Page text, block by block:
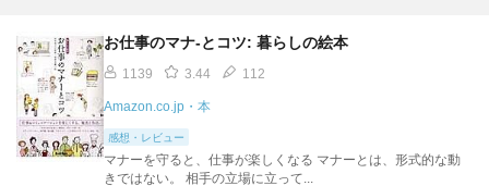
お仕事のマナ-とコツ: 暮らしの絵本
1139 3.44 112
Amazon.co.jp・本
感想・レビュー
マナーを守ると、仕事が楽しくなる マナーとは、形式的な動
きではない。 相手の立場に立って...